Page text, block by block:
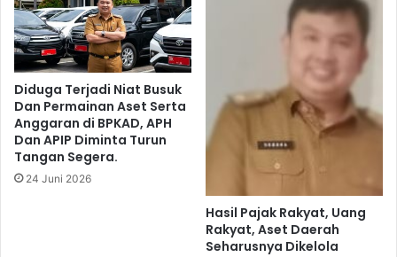
Diduga Terjadi Niat Busuk
Dan Permainan Aset Serta
Anggaran di BPKAD, APH
Dan APIP Diminta Turun
Tangan Segera.
24 Juni 2026
Hasil Pajak Rakyat, Uang
Rakyat, Aset Daerah
Seharusnya Dikelola